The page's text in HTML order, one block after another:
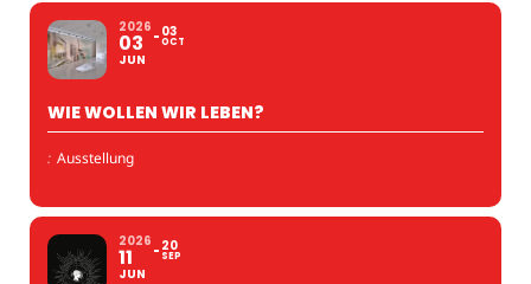
2026
03
JUN
03
OCT
WIE WOLLEN WIR LEBEN?
: Ausstellung
2026
11
JUN
20
SEP